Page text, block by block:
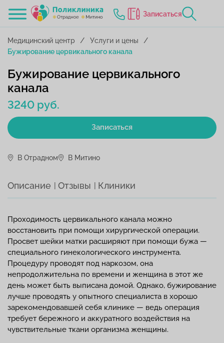
Записаться
Медицинский центр
Услуги и цены
Бужирование цервикального канала
3240 руб.
Записаться
Бужирование цервикального
канала
В Отрадном В Митино
Описание Отзывы Клиники
Проходимость цервикального канала можно
восстановить при помощи хирургической операции.
Просвет шейки матки расширяют при помощи бужа —
специального гинекологического инструмента.
Процедуру проводят под наркозом, она
непродолжительна по времени и женщина в этот же
день может быть выписана домой. Однако, бужирование
лучше проводять у опытного специалиста в хорошо
зарекомендовавшей себя клинике — ведь операция
требует бережного и аккуратного воздействия на
чувствительные ткани организма женщины.